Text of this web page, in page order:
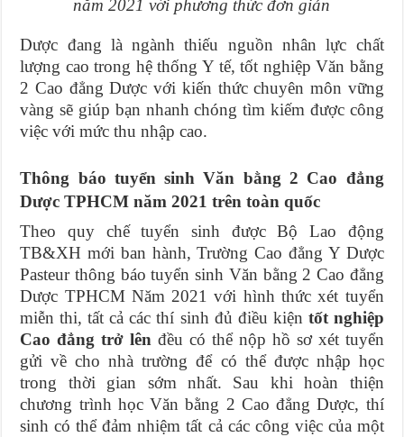
năm 2021 với phương thức đơn giản
Dược đang là ngành thiếu nguồn nhân lực chất
lượng cao trong hệ thống Y tế, tốt nghiệp Văn bằng
2 Cao đẳng Dược với kiến thức chuyên môn vững
vàng sẽ giúp bạn nhanh chóng tìm kiếm được công
việc với mức thu nhập cao.
Thông báo tuyển sinh Văn bằng 2 Cao đẳng
Dược TPHCM năm 2021 trên toàn quốc
Theo quy chế tuyển sinh được Bộ Lao động
TB&XH mới ban hành, Trường Cao đẳng Y Dược
Pasteur thông báo tuyển sinh Văn bằng 2 Cao đẳng
Dược TPHCM Năm 2021 với hình thức xét tuyển
miễn thi, tất cả các thí sinh đủ điều kiện tốt nghiệp
Cao đẳng trở lên đều có thể nộp hồ sơ xét tuyển
gửi về cho nhà trường để có thể được nhập học
trong thời gian sớm nhất. Sau khi hoàn thiện
chương trình học Văn bằng 2 Cao đẳng Dược, thí
sinh có thể đảm nhiệm tất cả các công việc của một